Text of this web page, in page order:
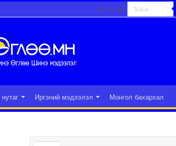
Иргэний мэдээлэл Монгол бахархал